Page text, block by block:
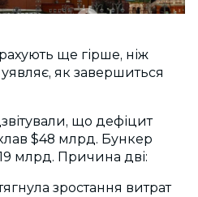
ще гірше, ніж
як завершиться
що дефіцит
$48 млрд. Бункер
млрд. Причина дві:
зростання витрат